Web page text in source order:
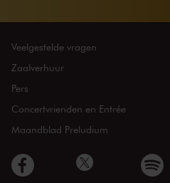
Veelgestelde vragen
Zaalverhuur
Pers
Concertvrienden en Entrée
Maandblad Preludium